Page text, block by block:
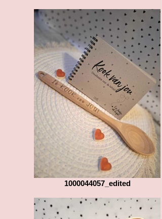
1000044057_edited